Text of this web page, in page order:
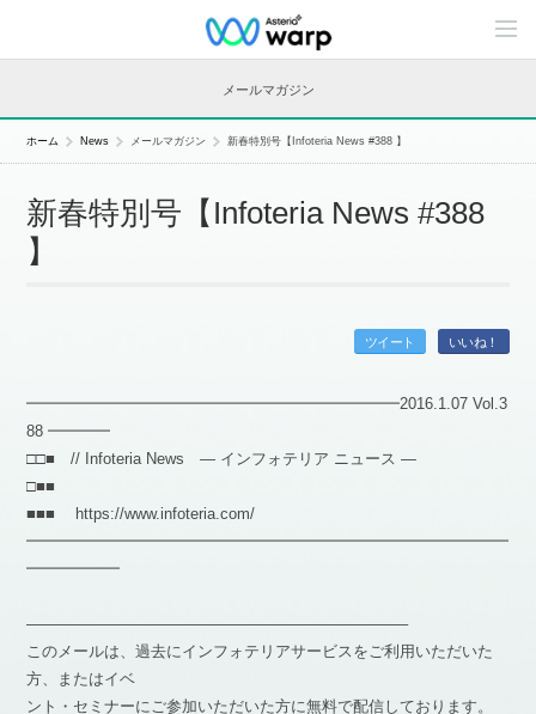
C
n
n
メールマガジン
ホーム News メールマガジン 新春特別号【Infoteria News #388 】
新春特別号【Infoteria News #388
】
ツイート いいね！
━━━━━━━━━━━━━━━━━━━━━━━━2016.1.07 Vol.3
88 ━━━━
□□■ // Infoteria News — インフォテリア ニュース —
□■■
■■■ https://www.infoteria.com/
━━━━━━━━━━━━━━━━━━━━━━━━━━━━━━━
━━━━━━
————————————————————————–
このメールは、過去にインフォテリアサービスをご利用いただいた
方、またはイベ
ント・セミナーにご参加いただいた方に無料で配信しております。